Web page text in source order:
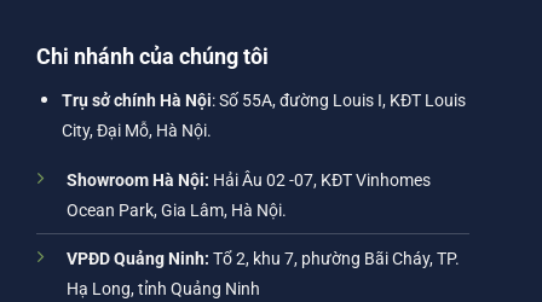
Chi nhánh của chúng tôi
Trụ sở chính Hà Nội: Số 55A, đường Louis I, KĐT Louis
City, Đại Mỗ, Hà Nội.
Showroom Hà Nội: Hải Âu 02 -07, KĐT Vinhomes
Ocean Park, Gia Lâm, Hà Nội.
VPĐD Quảng Ninh: Tổ 2, khu 7, phường Bãi Cháy, TP.
Hạ Long, tỉnh Quảng Ninh